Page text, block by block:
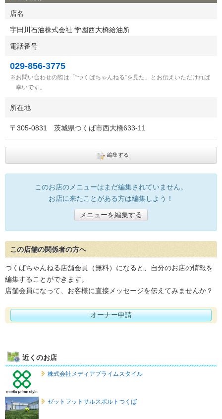
店名
宇田川石油株式会社 学園西大橋給油所
電話番号
029-856-3775
お問い合わせの際は「“つくばちゃんねる”を見た」とお伝えいただければ
幸いです。
所在地
〒 305-0831 茨城県つくば市西大橋633-11
編集する
このお店のメニューはまだ編集されていません。
お店に来たことがある方は編集しよう！
メニューを編集する
この店舗の関係者の方へ
つくばちゃんねる店舗会員（無料）になると、自分のお店の情報を
編集することができます。
店舗会員になって、お客様に直接メッセージを伝えてみませんか？
オーナー申請
近くのお店
株式会社メディアプライムスタイル
ゼットフットサルスポルトつくば